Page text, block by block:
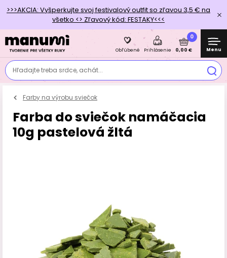
>>>AKCIA: Vyšperkujte svoj festivalový outfit so zľavou 3,5 € na
všetko <> Zľavový kód: FESTAKY<<<
Hľadajte treba srdce, achát...
Obľúbené Prihlásenie
0
0,00 € Menu
Farby na výrobu sviečok
Farba do sviečok namáčacia
10g pastelová žltá